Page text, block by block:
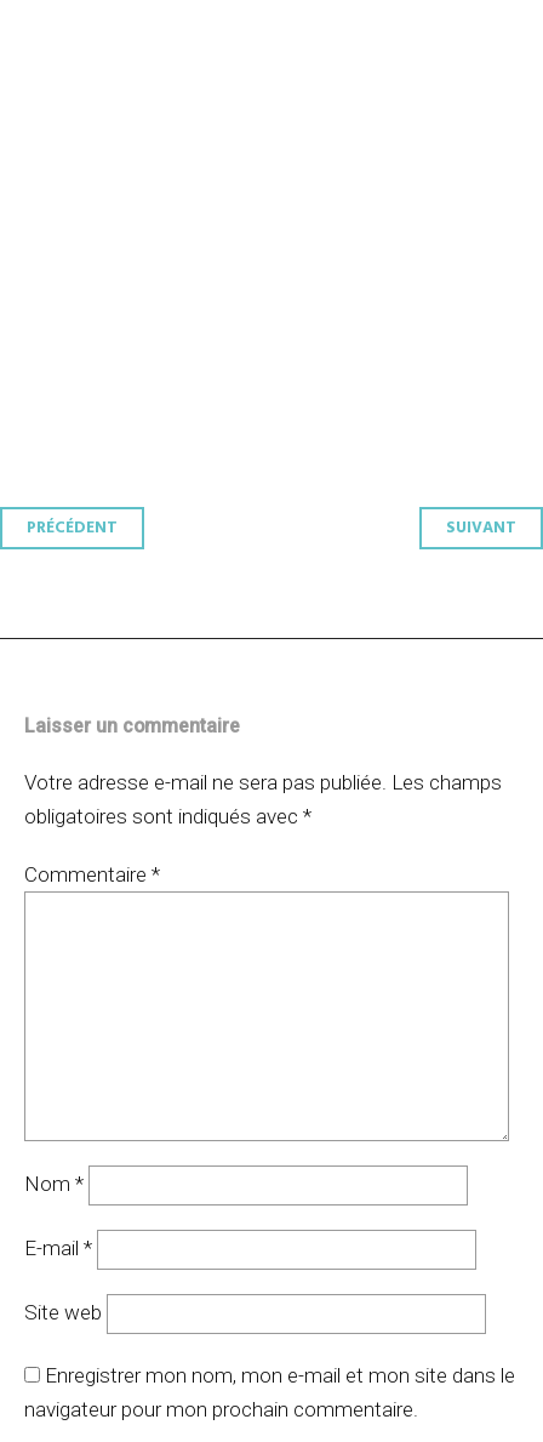
Navigation
PRÉCÉDENT SUIVANT
Laisser un commentaire
Votre adresse e-mail ne sera pas publiée. Les champs
obligatoires sont indiqués avec *
Commentaire *
Nom *
E-mail *
Site web
Enregistrer mon nom, mon e-mail et mon site dans le
navigateur pour mon prochain commentaire.